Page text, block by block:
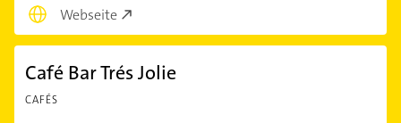
Webseite
Café Bar Trés Jolie
CAFÉS